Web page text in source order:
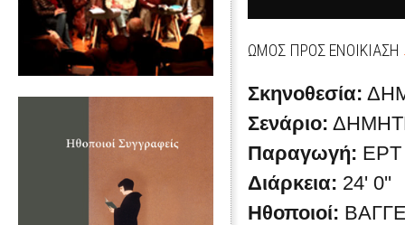
ΩΜΟΣ ΠΡΟΣ ΕΝΟΙΚΙΑΣΗ
Σκηνοθεσία:
Σενάριο:
Παραγωγή:
Διάρκεια: 24' 0''
Ηθοποιοί: